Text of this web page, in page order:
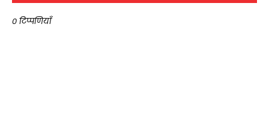
0 टिप्पणियाँ